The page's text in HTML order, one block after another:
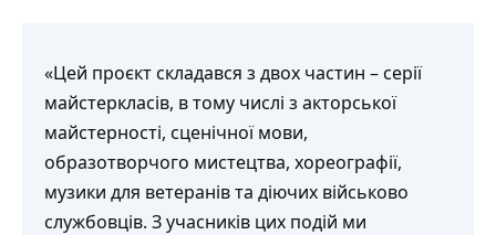
«Цей проєкт складався з двох частин – серії
майстеркласів, в тому числі з акторської
майстерності, сценічної мови,
образотворчого мистецтва, хореографії,
музики для ветеранів та діючих військово
службовців. З учасників цих подій ми